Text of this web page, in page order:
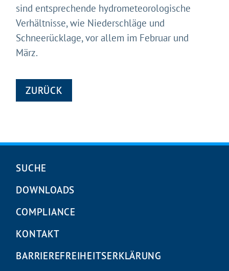
sind entsprechende hydrometeorologische
Verhältnisse, wie Niederschläge und
Schneerücklage, vor allem im Februar und
März.
ZURÜCK
Navigation
SUCHE
DOWNLOADS
COMPLIANCE
KONTAKT
BARRIEREFREIHEITS­ERKLÄRUNG